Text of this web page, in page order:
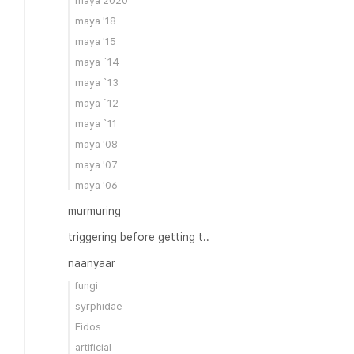
maya '18
maya '15
maya `14
maya `13
maya `12
maya `11
maya '08
maya '07
maya '06
murmuring
triggering before getting t..
naanyaar
fungi
syrphidae
Eidos
artificial